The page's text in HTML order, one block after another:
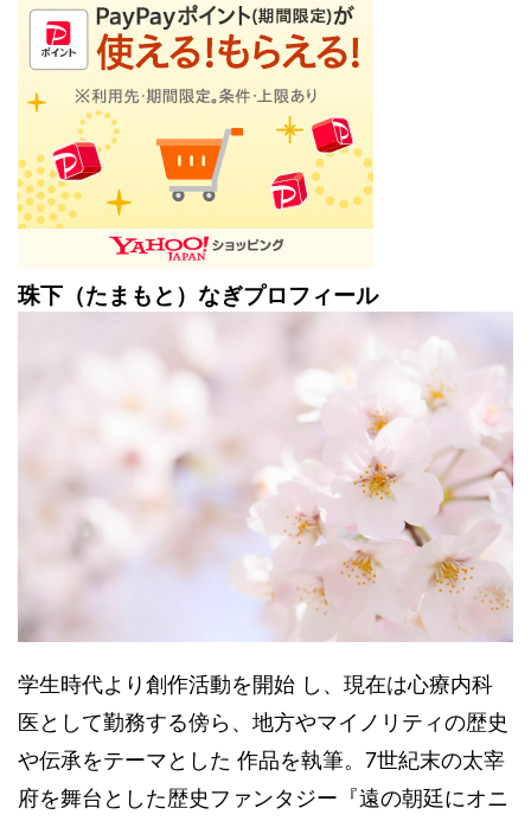
珠下（たまもと）なぎプロフィール
学生時代より創作活動を開始 し、現在は心療内科
医として勤務する傍ら、地方やマイノリティの歴史
や伝承をテーマとした 作品を執筆。7世紀末の太宰
府を舞台とした歴史ファンタジー『遠の朝廷にオニ